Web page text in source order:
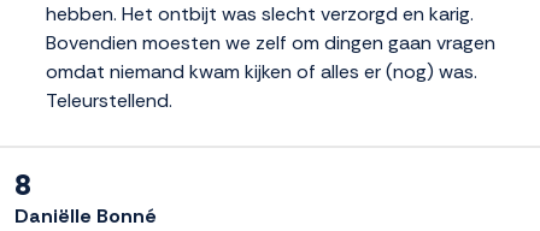
hebben. Het ontbijt was slecht verzorgd en karig.
Bovendien moesten we zelf om dingen gaan vragen
omdat niemand kwam kijken of alles er (nog) was.
Teleurstellend.
8
Daniëlle Bonné